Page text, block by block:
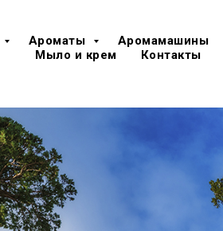
Ароматы Аромамашины
Мыло и крем
Контакты